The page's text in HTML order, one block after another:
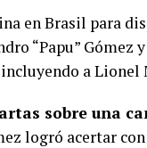
en Brasil para
“Papu” Gómez
a Lionel
sobre una
logró acertar